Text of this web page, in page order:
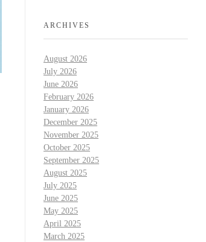
ARCHIVES
August 2026
July 2026
June 2026
February 2026
January 2026
December 2025
November 2025
October 2025
September 2025
August 2025
July 2025
June 2025
May 2025
April 2025
March 2025